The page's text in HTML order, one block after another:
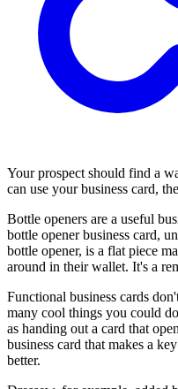
Your prospect should find a
can use your business card,
Bottle openers are a useful
bottle opener business card,
bottle opener, is a flat piece
around in their wallet. It's a
Functional business cards
many cool things you could
as handing out a card that
business card that makes a
better.